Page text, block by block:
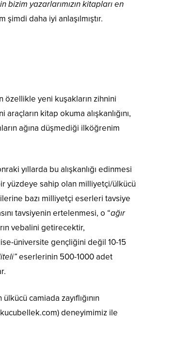
yazarlarımızın kitapları en
şimdi daha iyi anlaşılmıştır.
özellikle yeni kuşakların zihnini
kitap okuma alışkanlığını,
ağına düşmediği ilköğrenim
yıllarda bu alışkanlığı edinmesi
yüzdeye sahip olan milliyetçi/ülkücü
bazı milliyetçi eserleri tavsiye
tavsiyenin ertelenmesi, o “ağır
vebalini getirecektir,
üniversite gençliğini değil 10-15
eserlerinin 500-1000 adet
camiada zayıflığının
deneyimimiz ile